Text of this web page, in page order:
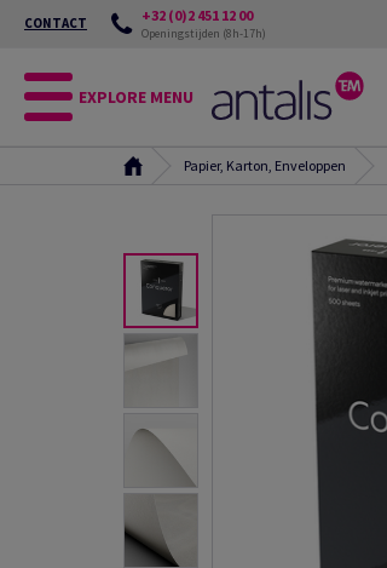
CONTACT +32 (0)2 451 12 00
Openingstijden (8h-17h)
EXPLORE MENU
Papier, Karton, Enveloppen